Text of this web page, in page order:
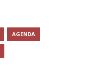
AGENDA